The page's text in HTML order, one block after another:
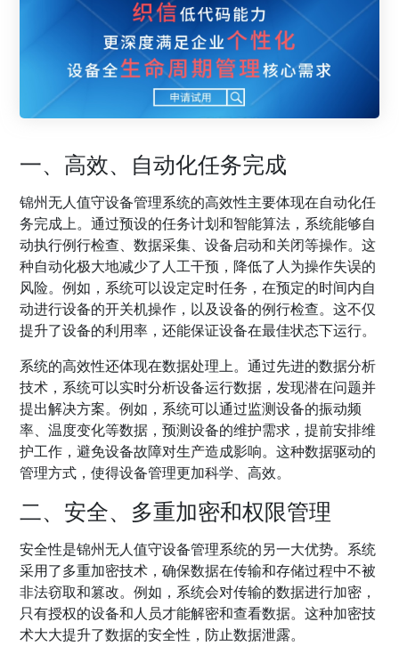
一、高效、自动化任务完成
锦州无人值守设备管理系统的高效性主要体现在自动化任
务完成上。通过预设的任务计划和智能算法，系统能够自
动执行例行检查、数据采集、设备启动和关闭等操作。这
种自动化极大地减少了人工干预，降低了人为操作失误的
风险。例如，系统可以设定定时任务，在预定的时间内自
动进行设备的开关机操作，以及设备的例行检查。这不仅
提升了设备的利用率，还能保证设备在最佳状态下运行。
系统的高效性还体现在数据处理上。通过先进的数据分析
技术，系统可以实时分析设备运行数据，发现潜在问题并
提出解决方案。例如，系统可以通过监测设备的振动频
率、温度变化等数据，预测设备的维护需求，提前安排维
护工作，避免设备故障对生产造成影响。这种数据驱动的
管理方式，使得设备管理更加科学、高效。
二、安全、多重加密和权限管理
安全性是锦州无人值守设备管理系统的另一大优势。系统
采用了多重加密技术，确保数据在传输和存储过程中不被
非法窃取和篡改。例如，系统会对传输的数据进行加密，
只有授权的设备和人员才能解密和查看数据。这种加密技
术大大提升了数据的安全性，防止数据泄露。